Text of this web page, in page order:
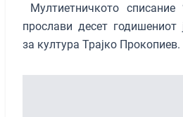
Мултиетничкото списание
прослави десет годишениот
за култура Трајко Прокопиев.